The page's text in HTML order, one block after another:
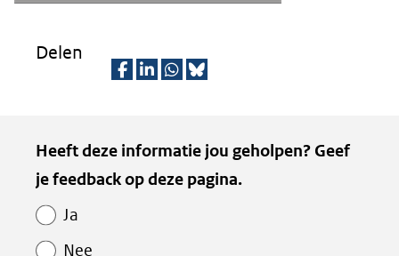
Delen
l
e
l
e
l
e
z
e
Kopie
van
Paginawaardering
Heeft deze informatie jou geholpen? Geef
je feedback op deze pagina.
Ja
Nee